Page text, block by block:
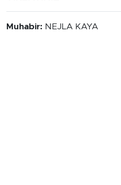
Muhabir: NEJLA KAYA